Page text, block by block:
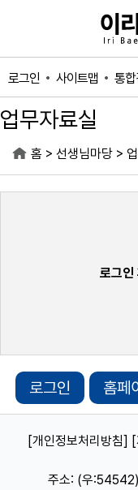
로그인 사이트맵 통
업무자료실
홈 > 선생님마당 >
로그인
로그인 홈페
[개인정보처리방침]
주소: (우